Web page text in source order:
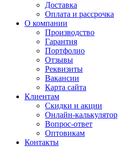
Доставка
Оплата и рассрочка
О компании
Производство
Гарантия
Портфолио
Отзывы
Реквизиты
Вакансии
Карта сайта
Клиентам
Скидки и акции
Онлайн-калькулятор
Вопрос-ответ
Оптовикам
Контакты